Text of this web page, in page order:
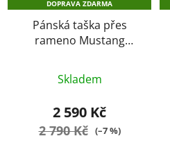
DOPRAVA ZDARMA
Pánská taška přes
rameno Mustang
hodnocení
produktu
je
Skladem
2 590 Kč
2 790 Kč (–7 %)